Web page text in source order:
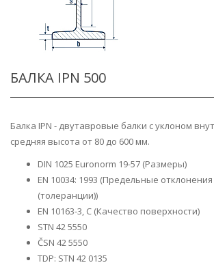
БАЛКА IPN 500
Балка IPN - двутавровые балки с уклоном
средняя высота от 80 до 600 мм.
DIN 1025 Euronorm 19-57 (Размеры)
EN 10034: 1993 (Предельные отклонения
(толеранции))
EN 10163-3, C (Качество поверхности)
STN 42 5550
ČSN 42 5550
TDP: STN 42 0135